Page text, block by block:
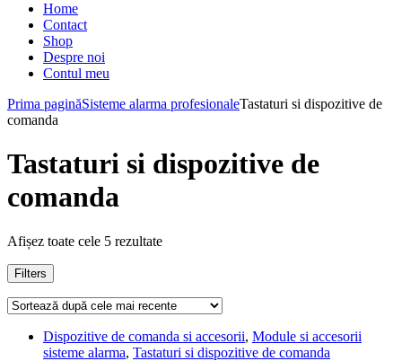
Home
Contact
Shop
Despre noi
Contul meu
Prima paginăSisteme alarma profesionaleTastaturi si dispozitive de
comanda
Tastaturi si dispozitive de
comanda
Afișez toate cele 5 rezultate
Filters
Dispozitive de comanda si accesorii, Module si accesorii
sisteme alarma, Tastaturi si dispozitive de comanda